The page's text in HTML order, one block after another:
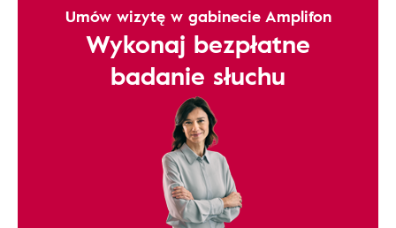
Umów wizytę w gabinecie Amplifon
Wykonaj bezpłatne
badanie słuchu